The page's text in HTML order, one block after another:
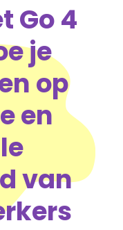
Go 4
je
op
en
van